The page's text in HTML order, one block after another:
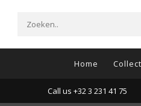
Home
Call us +32 3 231 41 75